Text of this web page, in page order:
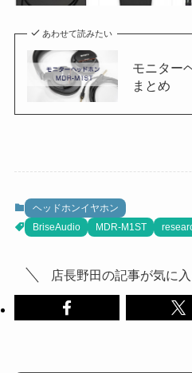
あわせて読みたい
モニター
まとめ
ヘッドホンイヤホン
BriseAudio
MDR-M1ST
店長野田の記事が気に